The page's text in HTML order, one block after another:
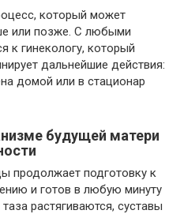
который может
или позже. С любыми
к гинекологу, который
дальнейшие действия:
домой или в стационар
будущей матери
продолжает подготовку к
и готов в любую минуту
растягиваются, суставы